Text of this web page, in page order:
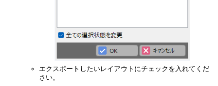
エクスポートしたいレイアウトにチェックを入れてくだ
さい。